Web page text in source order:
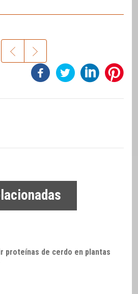
proteínas de cerdo en plantas